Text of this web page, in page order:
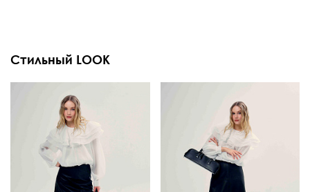
Стильный LOOK